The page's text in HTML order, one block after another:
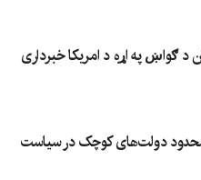
ګواښ په اړه د امریکا خبرداری
دولت‌های کوچک در سیاست